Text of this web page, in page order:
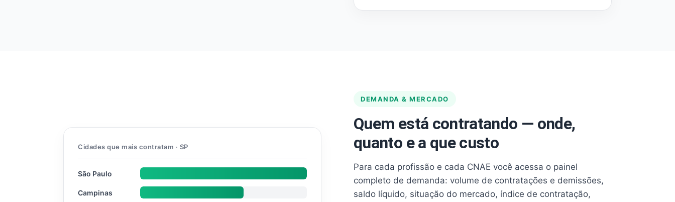
DEMANDA & MERCADO
Quem está contratando — onde,
quanto e a que custo
Para cada profissão e cada CNAE você acessa o painel
completo de demanda: volume de contratações e demissões,
saldo líquido, situação do mercado, índice de contratação,
Cidades que mais contratam · SP
São Paulo
Campinas